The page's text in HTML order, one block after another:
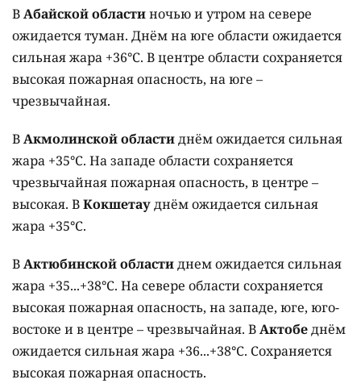
ВАбайской областиночью и утром на севере
ожидается туман. Днём на юге области ожидается
сильная жара +36°C. В центре области сохраняется
высокая пожарная опасность, на юге –
чрезвычайная.
ВАкмолинской областиднём ожидается сильная
жара +35°C. На западе области сохраняется
чрезвычайная пожарная опасность, в центре –
высокая. ВКокшетауднём ожидается сильная
жара +35°C.
ВАктюбинской областиднем ожидается сильная
жара +35...+38°C. На севере области сохраняется
высокая пожарная опасность, на западе, юге, юго-
востоке и в центре – чрезвычайная. ВАктобеднём
ожидается сильная жара +36...+38°C. Сохраняется
высокая пожарная опасность.